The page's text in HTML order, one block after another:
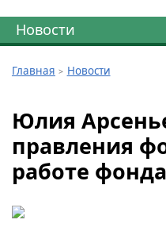
Новости
Главная Новости
Юлия
правления
работе